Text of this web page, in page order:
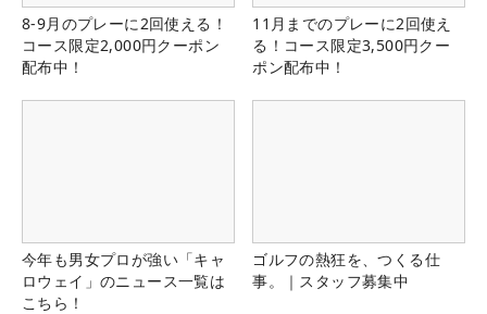
8-9月のプレーに2回使える！
コース限定2,000円クーポン
配布中！
11月までのプレーに2回使え
る！コース限定3,500円クー
ポン配布中！
今年も男女プロが強い「キャ
ロウェイ」のニュース一覧は
こちら！
ゴルフの熱狂を、つくる仕
事。｜スタッフ募集中